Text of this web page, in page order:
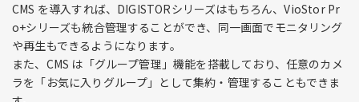
CMS を導入すれば、DIGISTORシリーズはもちろん、VioStor Pr
o+シリーズも統合管理することができ、同一画面でモニタリング
や再生もできるようになります。
また、CMS は「グループ管理」機能を搭載しており、任意のカメ
ラを「お気に入りグループ」として集約・管理することもできま